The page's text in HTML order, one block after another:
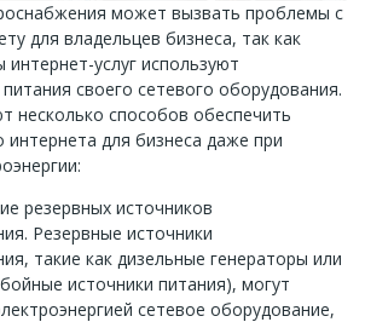
может вызвать проблемы с
для владельцев бизнеса, так как
услуг используют
своего сетевого оборудования.
несколько способов обеспечить
интернета для бизнеса даже при
резервных источников
Резервные источники
такие как дизельные генераторы или
источники питания), могут
сетевое оборудование,